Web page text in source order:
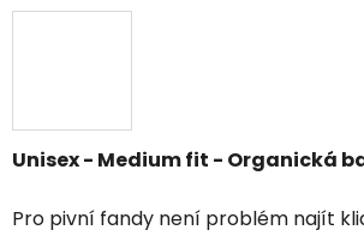
Unisex - Medium fit - Organická
Pro pivní fandy není problém najít